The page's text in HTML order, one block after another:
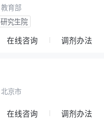
教育部
研究生院
在线咨询 调剂办法
北京市
在线咨询 调剂办法